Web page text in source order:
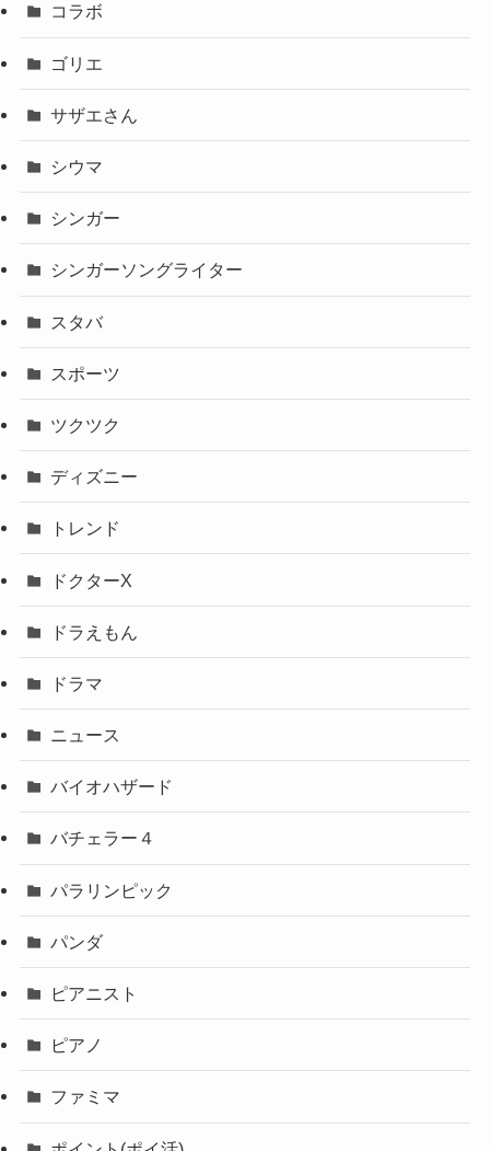
コラボ
ゴリエ
サザエさん
シウマ
シンガー
シンガーソングライター
スタバ
スポーツ
ツクツク
ディズニー
トレンド
ドクターX
ドラえもん
ドラマ
ニュース
バイオハザード
バチェラー４
パラリンピック
パンダ
ピアニスト
ピアノ
ファミマ